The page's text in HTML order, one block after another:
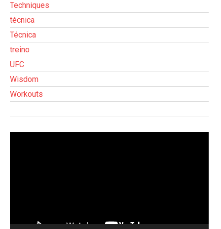
Techniques
técnica
Técnica
treino
UFC
Wisdom
Workouts